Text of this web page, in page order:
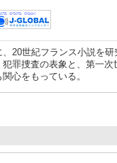
20世紀フランス小説を
罪捜査の表象と、第一
心をもっている。